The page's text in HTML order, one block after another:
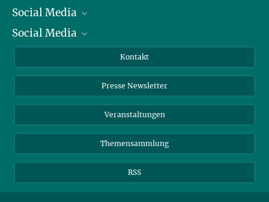
Präsident
Zahlen und Fakten
Social Media
Bluesky
TikTok
Social Media
Instagram
YouTube
Kontakt
Presse Newsletter
Veranstaltungen
Themensammlung
RSS